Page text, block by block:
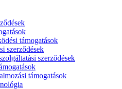
támogatások
szerződések
szerződések
támogatások